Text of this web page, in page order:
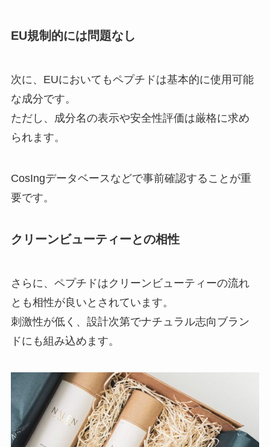
EU規制的には問題なし
次に、EUにおいてもペプチドは基本的に使用可能
な成分です。
ただし、成分名の表示や安全性評価は厳格に求め
られます。
CosIngデータベースなどで事前確認することが重
要です。
クリーンビューティーとの相性
さらに、ペプチドはクリーンビューティーの流れ
とも相性が良いとされています。
刺激性が低く、設計次第でナチュラル志向ブラン
ドにも組み込めます。